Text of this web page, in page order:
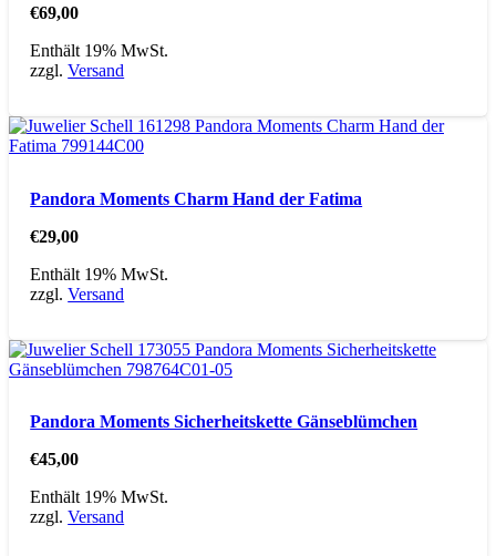
€69,00
Enthält 19% MwSt.
zzgl.Versand
Pandora Moments Charm Hand der Fatima
€29,00
Enthält 19% MwSt.
zzgl.Versand
Pandora Moments Sicherheitskette Gänseblümchen
€45,00
Enthält 19% MwSt.
zzgl.Versand